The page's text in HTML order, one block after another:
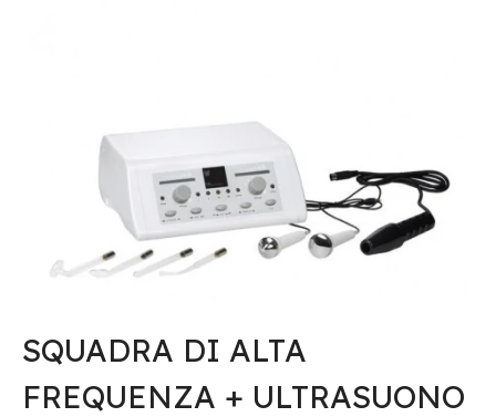
SQUADRA DI ALTA
FREQUENZA + ULTRASUONO